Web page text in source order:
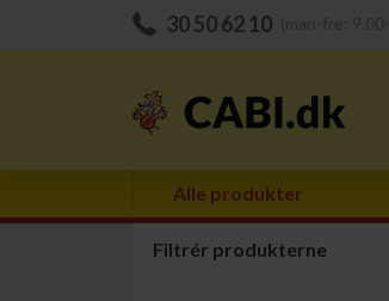
30 50 62 10
Alle produkter
Filtrér produkterne